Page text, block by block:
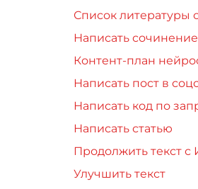
Список литературы
Написать сочинение
Контент-план
Написать пост в
Написать код по
Написать статью
Продолжить текст с
Улучшить текст